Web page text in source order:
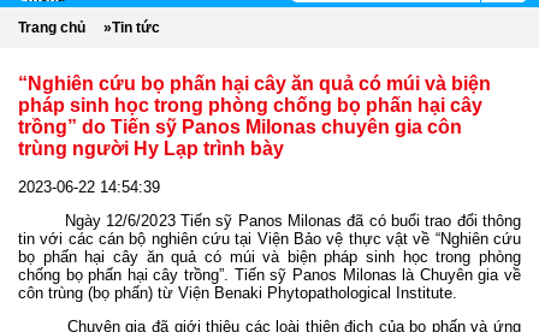
Trang chủ »Tin tức
“Nghiên cứu bọ phấn hại cây ăn quả có múi và biện
pháp sinh học trong phòng chống bọ phấn hại cây
trồng” do Tiến sỹ Panos Milonas chuyên gia côn
trùng người Hy Lạp trình bày
2023-06-22 14:54:39
Ngày 12/6/2023 Tiến sỹ Panos Milonas đã có buổi trao đổi thông
tin với các cán bộ nghiên cứu tại Viện Bảo vệ thực vật về “Nghiên cứu
bọ phấn hại cây ăn quả có múi và biện pháp sinh học trong phòng
chống bọ phấn hại cây trồng”. Tiến sỹ Panos Milonas là Chuyên gia về
côn trùng (bọ phấn) từ Viện Benaki Phytopathological Institute.
Chuyên gia đã giới thiệu các loài thiên địch của bọ phấn và ứng